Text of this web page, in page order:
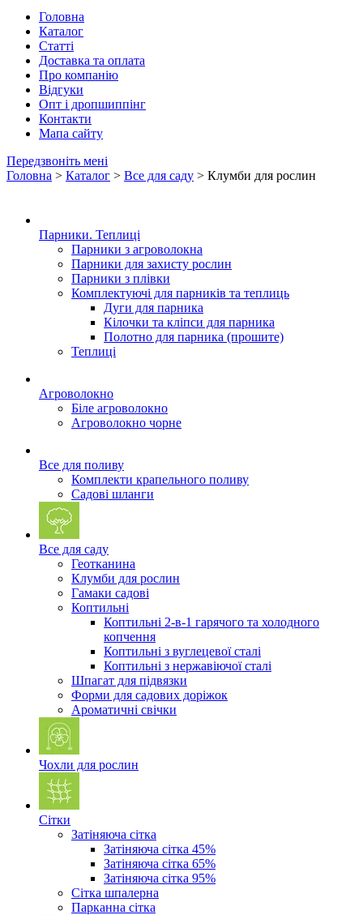
Головна
Каталог
Статті
Доставка та оплата
Про компанію
Відгуки
Опт і дропшиппінг
Контакти
Мапа сайту
Передзвоніть мені
Головна > Каталог > Все для саду > Клумби для рослин
Парники. Теплиці
Парники з агроволокна
Парники для захисту рослин
Парники з плівки
Комплектуючі для парників та теплиць
Дуги для парника
Кілочки та кліпси для парника
Полотно для парника (прошите)
Теплиці
Агроволокно
Біле агроволокно
Агроволокно чорне
Все для поливу
Комплекти крапельного поливу
Садові шланги
Все для саду
Геотканина
Клумби для рослин
Гамаки садові
Коптильні
Коптильні 2-в-1 гарячого та холодного
копчення
Коптильні з вуглецевої сталі
Коптильні з нержавіючої сталі
Шпагат для підвязки
Форми для садових доріжок
Ароматичні свічки
Чохли для рослин
Сітки
Затіняюча сітка
Затіняюча сітка 45%
Затіняюча сітка 65%
Затіняюча сітка 95%
Сітка шпалерна
Парканна сітка